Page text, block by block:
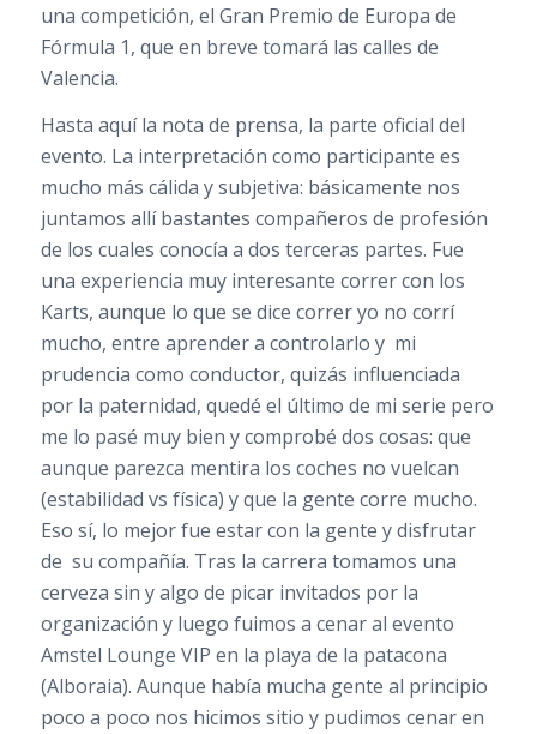
una competición, el Gran Premio de Europa de
Fórmula 1, que en breve tomará las calles de
Valencia.
Hasta aquí la nota de prensa, la parte oficial del
evento. La interpretación como participante es
mucho más cálida y subjetiva: básicamente nos
juntamos allí bastantes compañeros de profesión
de los cuales conocía a dos terceras partes. Fue
una experiencia muy interesante correr con los
Karts, aunque lo que se dice correr yo no corrí
mucho, entre aprender a controlarlo y mi
prudencia como conductor, quizás influenciada
por la paternidad, quedé el último de mi serie pero
me lo pasé muy bien y comprobé dos cosas: que
aunque parezca mentira los coches no vuelcan
(estabilidad vs física) y que la gente corre mucho.
Eso sí, lo mejor fue estar con la gente y disfrutar
de su compañía. Tras la carrera tomamos una
cerveza sin y algo de picar invitados por la
organización y luego fuimos a cenar al evento
Amstel Lounge VIP en la playa de la patacona
(Alboraia). Aunque había mucha gente al principio
poco a poco nos hicimos sitio y pudimos cenar en